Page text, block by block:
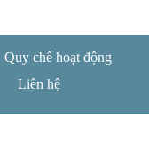
Quy chế hoạt động
Liên hệ